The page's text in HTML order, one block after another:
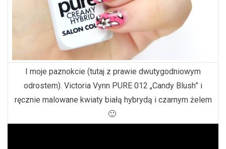
I moje paznokcie (tutaj z prawie dwutygodniowym
odrostem). Victoria Vynn PURE 012 „Candy Blush” i
ręcznie malowane kwiaty białą hybrydą i czarnym żelem
🙂